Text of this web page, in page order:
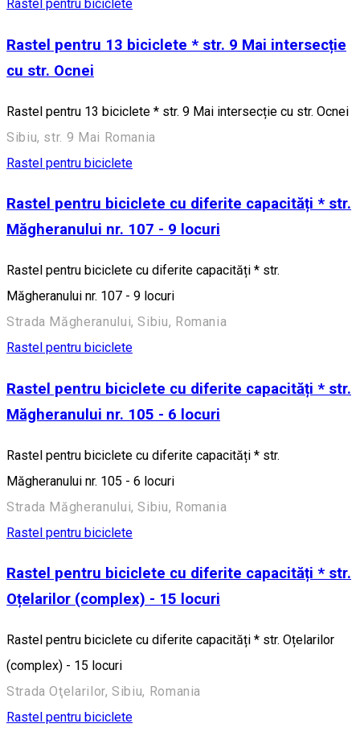
Rastel pentru biciclete
Rastel pentru 13 biciclete * str. 9 Mai intersecție
cu str. Ocnei
Rastel pentru 13 biciclete * str. 9 Mai intersecție cu str. Ocnei
Sibiu, str. 9 Mai Romania
Rastel pentru biciclete
Rastel pentru biciclete cu diferite capacități * str.
Măgheranului nr. 107 - 9 locuri
Rastel pentru biciclete cu diferite capacități * str.
Măgheranului nr. 107 - 9 locuri
Strada Măgheranului, Sibiu, Romania
Rastel pentru biciclete
Rastel pentru biciclete cu diferite capacități * str.
Măgheranului nr. 105 - 6 locuri
Rastel pentru biciclete cu diferite capacități * str.
Măgheranului nr. 105 - 6 locuri
Strada Măgheranului, Sibiu, Romania
Rastel pentru biciclete
Rastel pentru biciclete cu diferite capacități * str.
Oțelarilor (complex) - 15 locuri
Rastel pentru biciclete cu diferite capacități * str. Oțelarilor
(complex) - 15 locuri
Strada Oţelarilor, Sibiu, Romania
Rastel pentru biciclete